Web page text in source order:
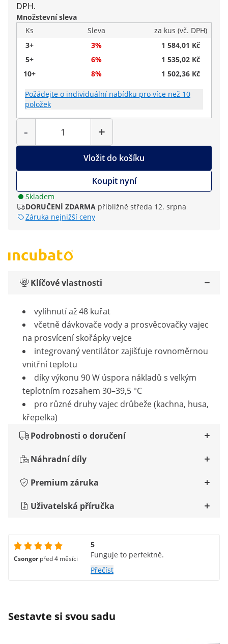
DPH.
Množstevní sleva
Ks
Sleva
za kus (vč. DPH)
3+
3%
1 584,01 Kč
5+
6%
1 535,02 Kč
10+
8% 1 502,36 Kč
Požádejte o individuální nabídku pro více než 10
položek
-
Počet
+
Vložit do košíku
Koupit nyní
Skladem
DORUČENÍ ZDARMA přibližně středa 12. srpna
Záruka nejnižší ceny
Klíčové vlastnosti
vylíhnutí až 48 kuřat
včetně dávkovače vody a prosvěcovačky vajec
na prosvícení skořápky vejce
integrovaný ventilátor zajišťuje rovnoměrnou
vnitřní teplotu
díky výkonu 90 W úspora nákladů s velkým
teplotním rozsahem 30–39,5 °C
pro různé druhy vajec drůbeže (kachna, husa,
křepelka)
Podrobnosti o doručení
Náhradní díly
Premium záruka
Uživatelská příručka
Csongor před 4 měsíci
5
Funguje to perfektně.
Přečíst
Sestavte si svou sadu